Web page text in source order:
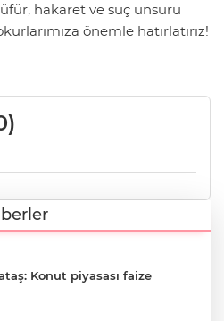
hakaret ve suç unsuru
önemle hatırlatırız!
)
Konut piyasası faize